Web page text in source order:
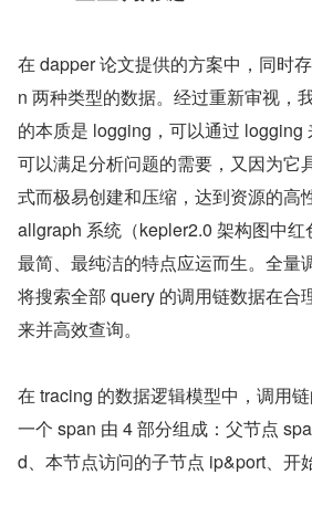
在 dapper 论文提供的方案中，同时
n 两种类型的数据。经过重新审视，
的本质是 logging，可以通过 logging
可以满足分析问题的需要，又因为它
式而极易创建和压缩，达到资源的高
allgraph 系统（kepler2.0 架构图中
最简、最纯洁的特点应运而生。全量
将搜索全部 query 的调用链数据在合
来并高效查询。
在 tracing 的数据逻辑模型中，调用
一个 span 由 4 部分组成：父节点
d、本节点访问的子节点 ip&port、开